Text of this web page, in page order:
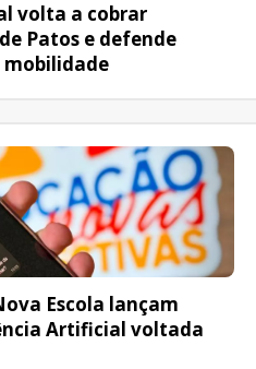
volta a cobrar
Patos e defende
mobilidade
Escola lançam
Artificial voltada